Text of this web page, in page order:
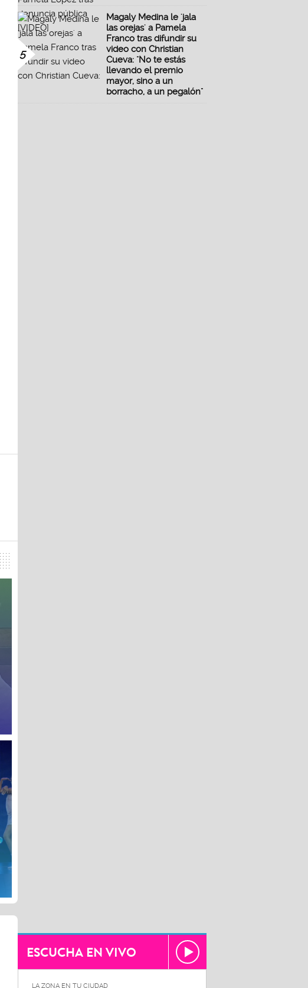
5
Magaly Medina le 'jala
las orejas' a Pamela
Franco tras difundir su
video con Christian
Cueva: "No te estás
llevando el premio
mayor, sino a un
borracho, a un pegalón"
ESCUCHA EN VIVO
LA ZONA EN TU CIUDAD